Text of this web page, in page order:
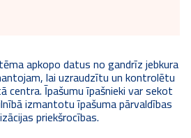
apkopo datus no gandrīz jebkura
lai uzraudzītu un kontrolētu
centra. Īpašumu īpašnieki var sekot
izmantotu īpašuma pārvaldības
priekšrocības.